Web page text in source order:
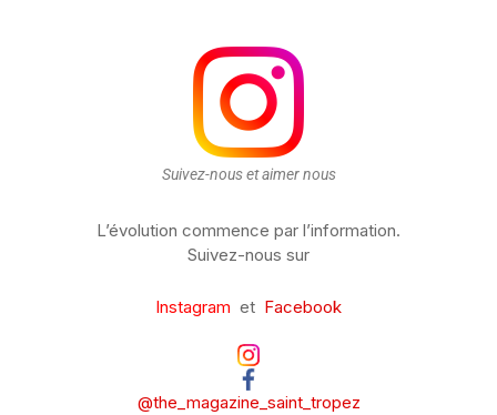
Suivez-nous et aimer nous
L’évolution commence par l’information.
Suivez-nous sur
Instagram et Facebook
@the_magazine_saint_tropez